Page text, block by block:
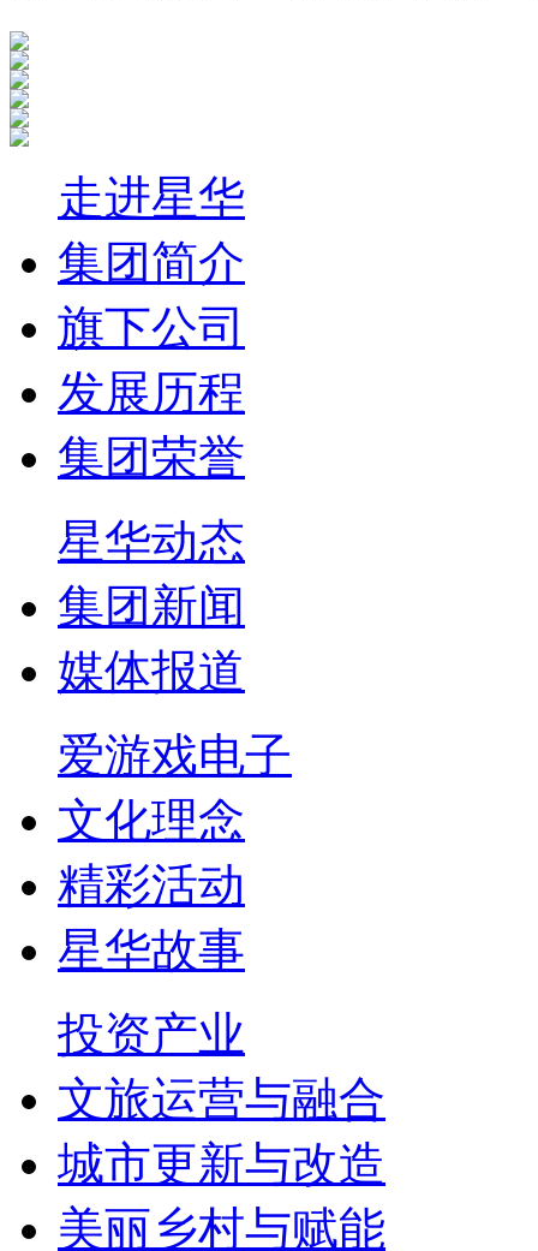
走进星华
集团简介
旗下公司
发展历程
集团荣誉
星华动态
集团新闻
媒体报道
爱游戏电子
文化理念
精彩活动
星华故事
投资产业
文旅运营与融合
城市更新与改造
美丽乡村与赋能